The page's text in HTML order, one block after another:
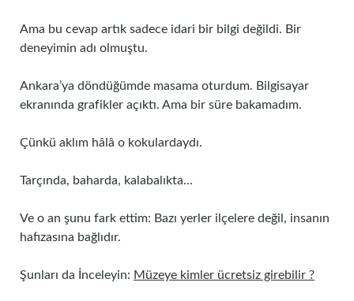
Ama bu cevap artık sadece idari bir bilgi değildi. Bir
deneyimin adı olmuştu.
Ankara’ya döndüğümde masama oturdum. Bilgisayar
ekranında grafikler açıktı. Ama bir süre bakamadım.
Çünkü aklım hâlâ o kokulardaydı.
Tarçında, baharda, kalabalıkta…
Ve o an şunu fark ettim: Bazı yerler ilçelere değil, insanın
hafızasına bağlıdır.
Şunları da İnceleyin: Müzeye kimler ücretsiz girebilir ?